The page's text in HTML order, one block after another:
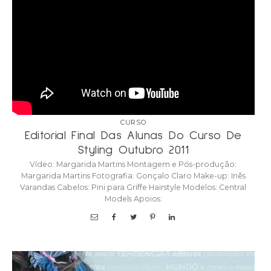
CURSO
Editorial Final Das Alunas Do Curso De
Styling Outubro 2011
Vídeo: Margarida Martins Montagem e Pós-produção:
Margarida Martins Fotografia: Gonçalo Claro Make-up: Inês
Varandas Cabelos: Pini para Griffe Hairstyle Modelos: Central
Models Apoios: